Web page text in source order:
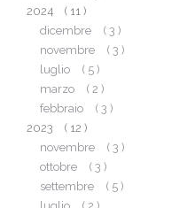
2024
( 11 )
dicembre
( 3 )
novembre
( 3 )
luglio
( 5 )
marzo
( 2 )
febbraio
( 3 )
2023
( 12 )
novembre
( 3 )
ottobre
( 3 )
settembre
( 5 )